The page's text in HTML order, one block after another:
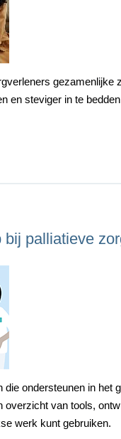
gezamenlijke
en steviger in te
bij palliatieve
ondersteunen in het
overzicht van tools,
werk kunt gebruiken.